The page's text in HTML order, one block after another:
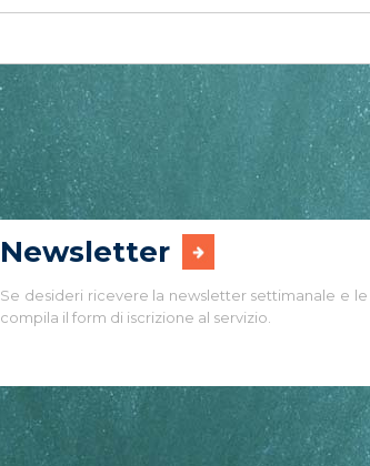
Newsletter
Se desideri ricevere la newsletter settimanale e le
compila il form di iscrizione al servizio.